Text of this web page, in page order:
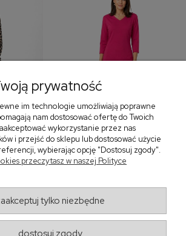
i
w
Sukienka z dekoltem w
299,00 zł
prywatność
im technologie umożliwiają poprawne
nam dostosować ofertę do Twoich
wykorzystanie przez nas
i przejść do sklepu lub dostosować użycie
wybierając opcję "Dostosuj zgody".
przeczytasz w naszej Polityce
tylko niezbędne
dostosuj zgody